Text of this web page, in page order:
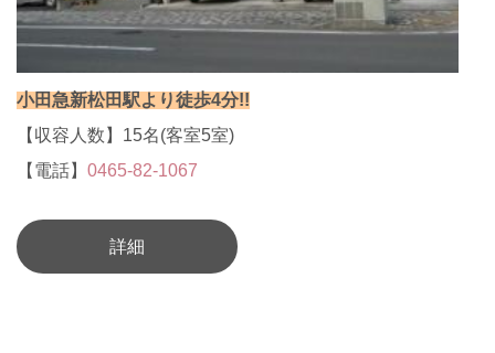
小田急新松田駅より徒歩4分!!
【収容人数】15名(客室5室)
【電話】 0465-82-1067
詳細